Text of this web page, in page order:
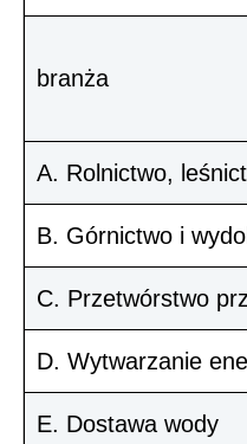
branża
A. Rolnictwo,
B. Górnictwo i
C. Przetwórstwo
D. Wytwarzanie
E. Dostawa wody